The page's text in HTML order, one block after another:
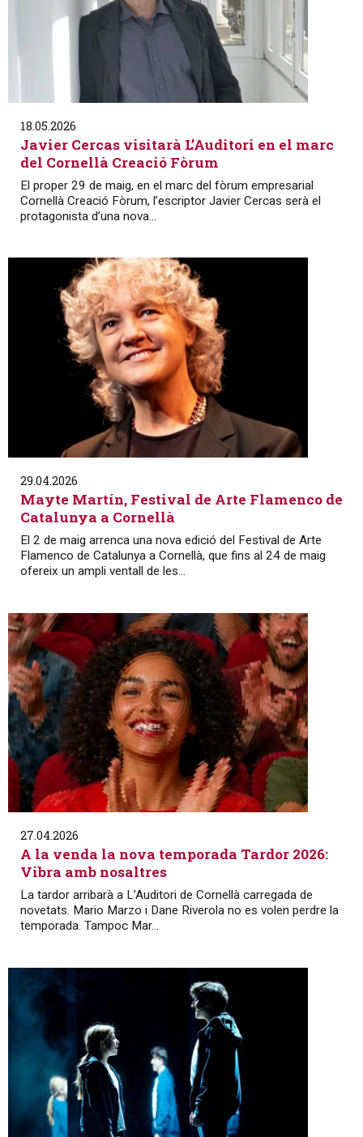
18.05.2026
Javier Cercas visitarà L’Auditori en el marc
del Cornellà Creació Fòrum
El proper 29 de maig, en el marc del fòrum empresarial
Cornellà Creació Fòrum, l’escriptor Javier Cercas serà el
protagonista d’una nova...
29.04.2026
Mayte Martín, Festival de Arte Flamenco de
Catalunya a Cornellà
El 2 de maig arrenca una nova edició del Festival de Arte
Flamenco de Catalunya a Cornellà, que fins al 24 de maig
ofereix un ampli ventall de les...
27.04.2026
A la venda la nova temporada Tardor 2026:
Vibra amb nosaltres
La tardor arribarà a L’Auditori de Cornellà carregada de
novetats. Mario Marzo i Dane Riverola no es volen perdre la
temporada. Tampoc Mar...